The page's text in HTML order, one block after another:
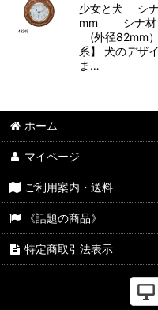
少女と犬 シナ
mm シナ材
(外径82mm
系】 犬のデザ
ま…
ホーム
マイページ
ご利用案内・送料
《話題の商品》
特定商取引法表示